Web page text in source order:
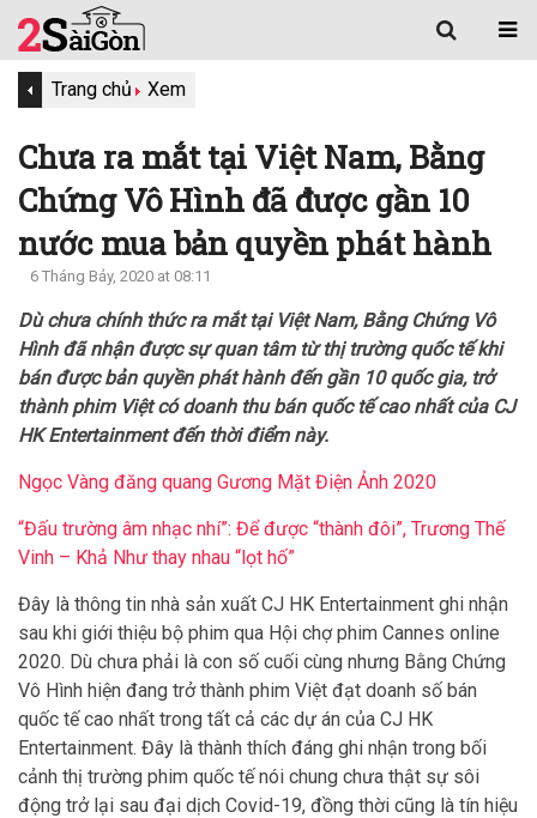
Trang chủ Xem
Chưa ra mắt tại Việt Nam, Bằng
Chứng Vô Hình đã được gần 10
nước mua bản quyền phát hành
6 Tháng Bảy, 2020 at 08:11
Dù chưa chính thức ra mắt tại Việt Nam, Bằng Chứng Vô
Hình đã nhận được sự quan tâm từ thị trường quốc tế khi
bán được bản quyền phát hành đến gần 10 quốc gia, trở
thành phim Việt có doanh thu bán quốc tế cao nhất của CJ
HK Entertainment đến thời điểm này.
Ngọc Vàng đăng quang Gương Mặt Điện Ảnh 2020
“Đấu trường âm nhạc nhí”: Để được “thành đôi”, Trương Thế
Vinh – Khả Như thay nhau “lọt hố”
Đây là thông tin nhà sản xuất CJ HK Entertainment ghi nhận
sau khi giới thiệu bộ phim qua Hội chợ phim Cannes online
2020. Dù chưa phải là con số cuối cùng nhưng Bằng Chứng
Vô Hình hiện đang trở thành phim Việt đạt doanh số bán
quốc tế cao nhất trong tất cả các dự án của CJ HK
Entertainment. Đây là thành thích đáng ghi nhận trong bối
cảnh thị trường phim quốc tế nói chung chưa thật sự sôi
động trở lại sau đại dịch Covid-19, đồng thời cũng là tín hiệu